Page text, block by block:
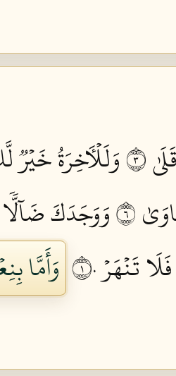
٣
وَلَلۡأٓخِرَةُ خَيۡرٞ
٦ وَوَجَدَكَ
تَنۡهَرۡ ١٠
وَأَمَّا